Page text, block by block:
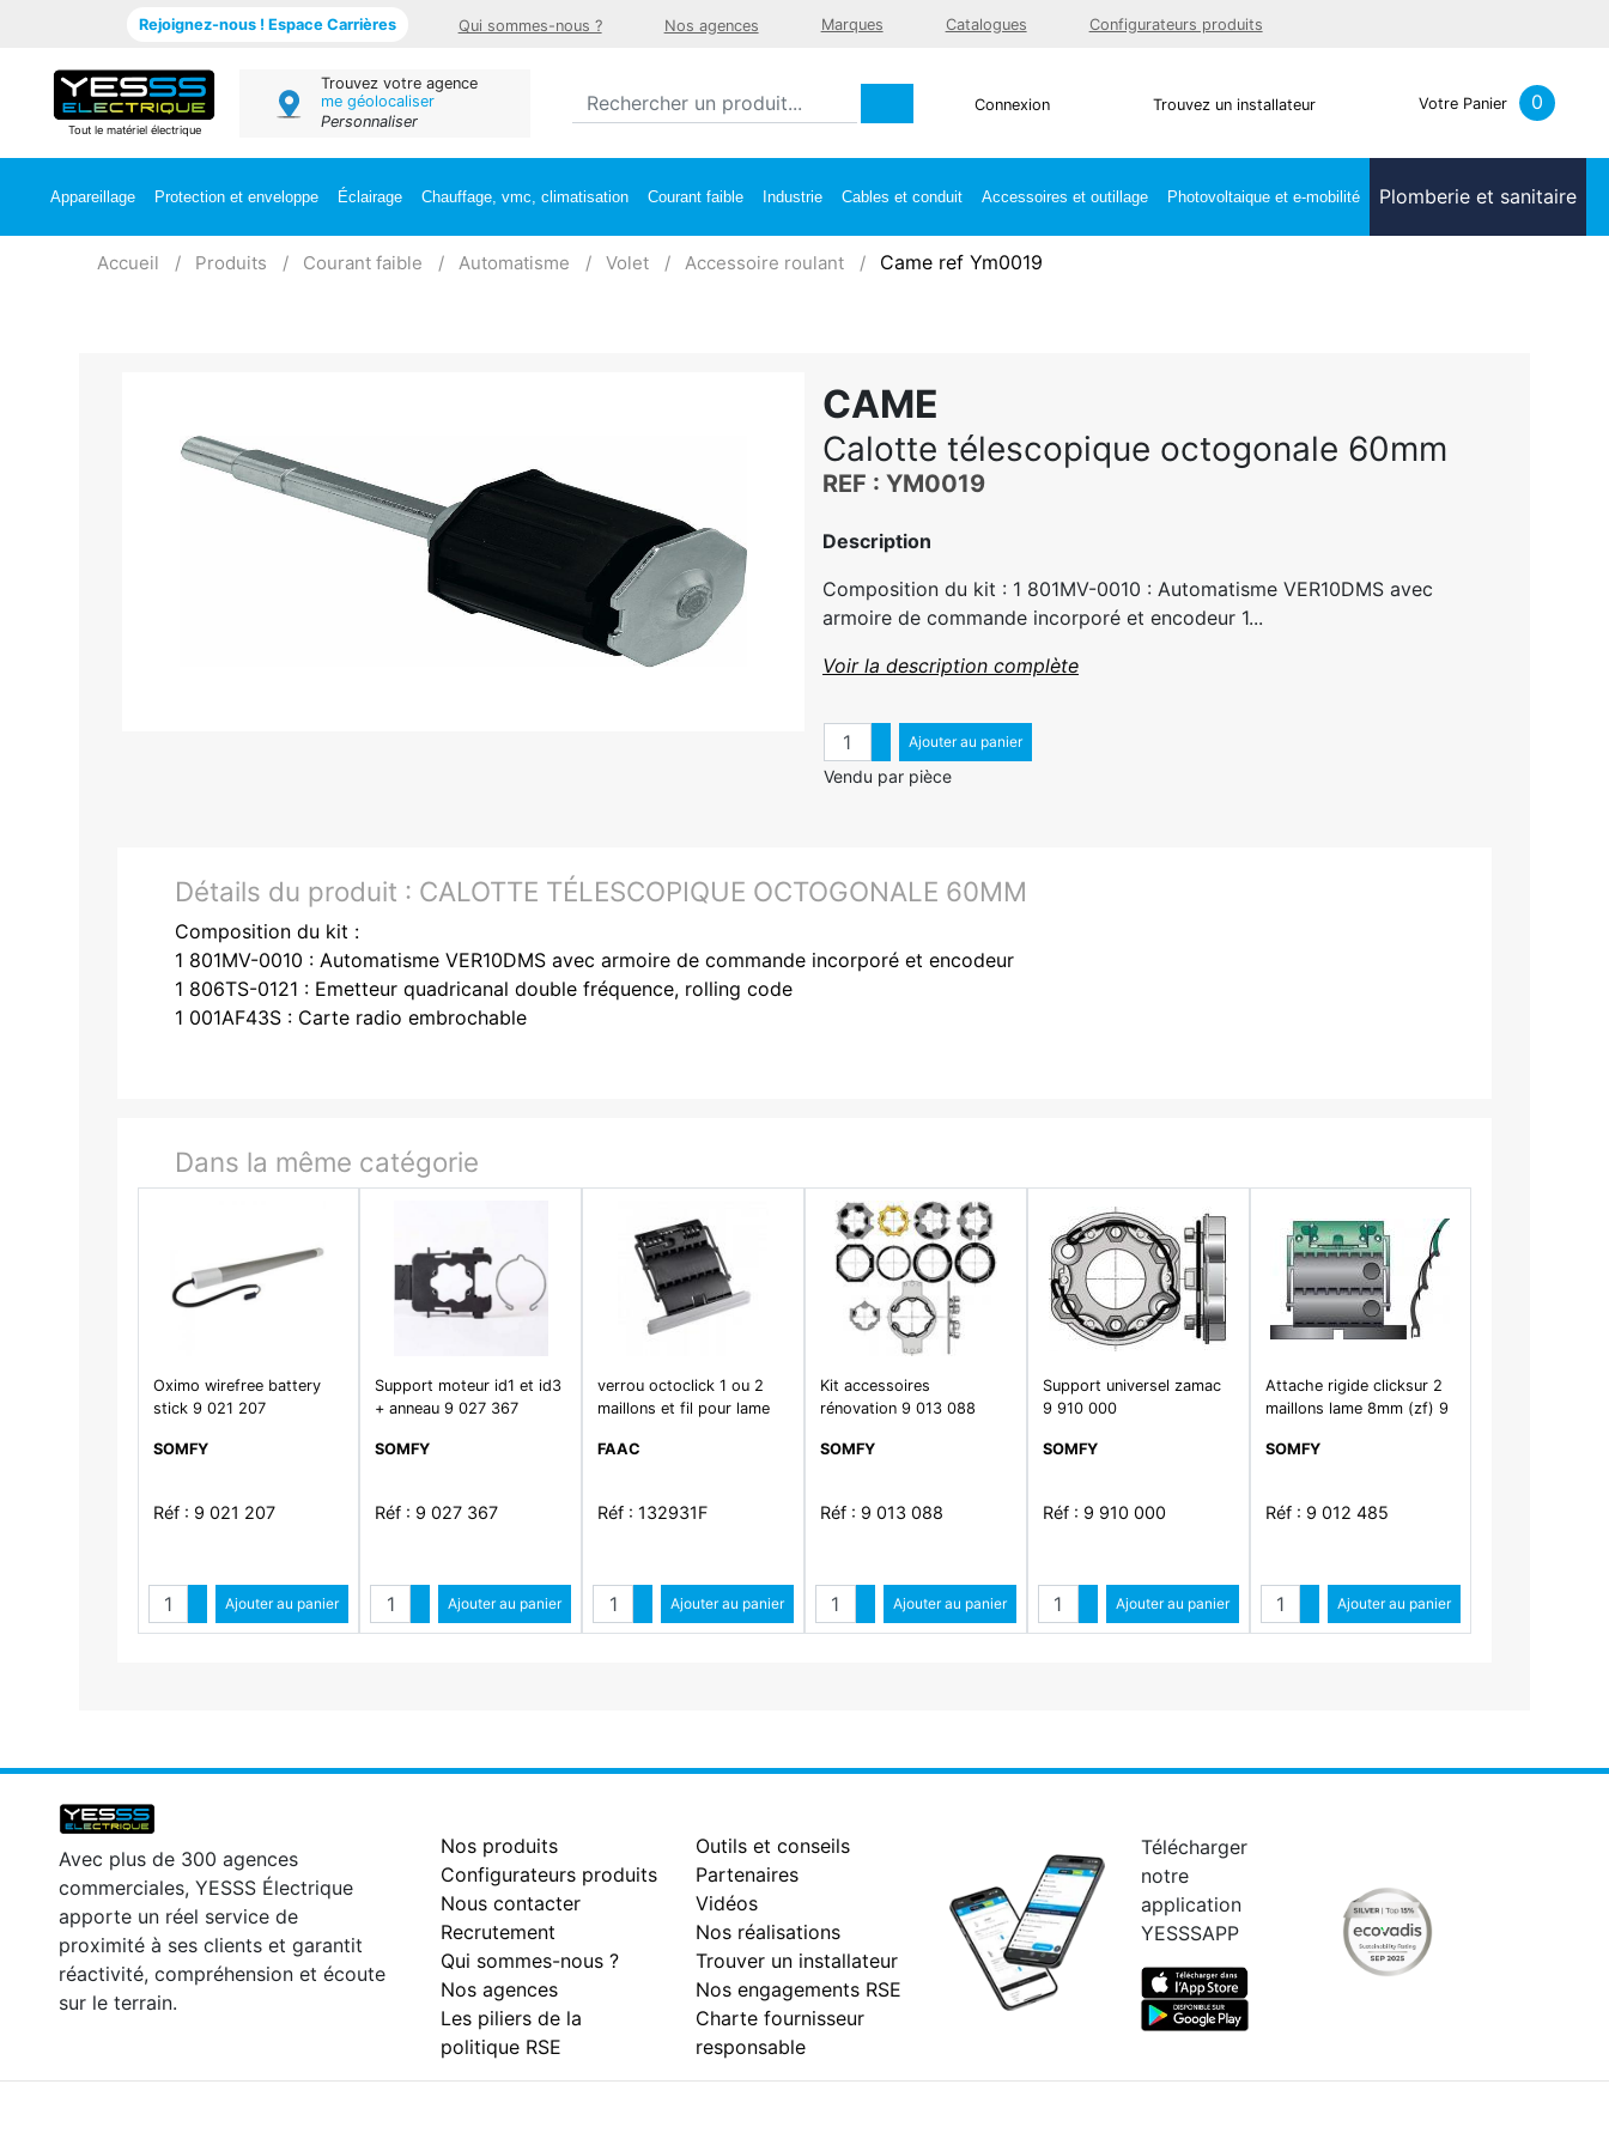
Rejoignez-nous ! Espace Carrières Qui sommes-nous ? Nos agences Marques Catalogues Configurateurs produits
Tout le matériel électrique
Trouvez votre agence
me géolocaliser
Personnaliser
Connexion Trouvez un installateur Votre Panier 0
Appareillage Protection et enveloppe Éclairage Chauffage, vmc, climatisation Courant faible Industrie Cables et conduit Accessoires et outillage Photovoltaique et e-mobilité Plomberie et sanitaire
Accueil Produits Courant faible Automatisme Volet Accessoire roulant Came ref Ym0019
CAME
Calotte télescopique octogonale 60mm
REF : YM0019
Description
Composition du kit : 1 801MV-0010 : Automatisme VER10DMS avec
armoire de commande incorporé et encodeur 1...
Voir la description complète
QuantitéAugmenter quantité
Diminuer quantité
Ajouter au panier
Vendu par pièce
Détails du produit : CALOTTE TÉLESCOPIQUE OCTOGONALE 60MM
Composition du kit :
1 801MV-0010 : Automatisme VER10DMS avec armoire de commande incorporé et encodeur
1 806TS-0121 : Emetteur quadricanal double fréquence, rolling code
1 001AF43S : Carte radio embrochable
Dans la même catégorie
Oximo wirefree battery
stick 9 021 207
SOMFY
Réf : 9 021 207
QuantitéAugmenter quantité
Diminuer quantité
Ajouter au panier
Support moteur id1 et id3
+ anneau 9 027 367
SOMFY
Réf : 9 027 367
QuantitéAugmenter quantité
Diminuer quantité
Ajouter au panier
verrou octoclick 1 ou 2
maillons et fil pour lame
FAAC
Réf : 132931F
QuantitéAugmenter quantité
Diminuer quantité
Ajouter au panier
Kit accessoires
rénovation 9 013 088
SOMFY
Réf : 9 013 088
QuantitéAugmenter quantité
Diminuer quantité
Ajouter au panier
Support universel zamac
9 910 000
SOMFY
Réf : 9 910 000
QuantitéAugmenter quantité
Diminuer quantité
Ajouter au panier
Attache rigide clicksur 2
maillons lame 8mm (zf) 9
SOMFY
Réf : 9 012 485
QuantitéAugmenter quantité
Diminuer quantité
Ajouter au panier
Avec plus de 300 agences
commerciales, YESSS Électrique
apporte un réel service de
proximité à ses clients et garantit
réactivité, compréhension et écoute
sur le terrain.
Nos produits
Configurateurs produits
Nous contacter
Recrutement
Qui sommes-nous ?
Nos agences
Les piliers de la
politique RSE
Outils et conseils
Partenaires
Vidéos
Nos réalisations
Trouver un installateur
Nos engagements RSE
Charte fournisseur
responsable
Télécharger
notre
application
YESSSAPP